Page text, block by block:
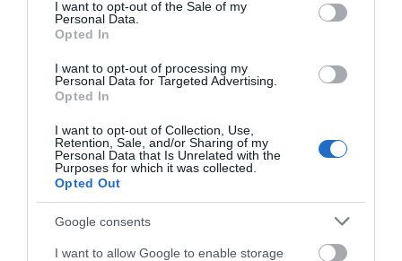
I want to opt-out of the Sale of my
Personal Data.
Opted In
I want to opt-out of processing my
Personal Data for Targeted Advertising.
Opted In
I want to opt-out of Collection, Use,
Retention, Sale, and/or Sharing of my
Personal Data that Is Unrelated with the
Purposes for which it was collected.
Opted Out
Google consents
I want to allow Google to enable storage
Χαλκίδα: Γιατί φωτίστηκε στα
μωβ- ροζ το δημαρχείο στην
10.08.2026 | 10:40
Ωρεούς Ευβοίας
10.08.2026 | 10:20
Ελεγκτές της ΑΑΔΕ κατέσχεσαν
σχεδόν 1300 φιάλλες παράνομου
ψυκτικού υγρού φρέον (εικόνες)
Κόκκινος συναγερμός
Εύβοια – Προσοχή
Εύβοια – Τι έργα
γίνονται – Δείτε
εικόνες